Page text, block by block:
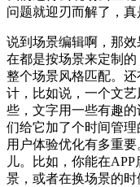
问题就迎刃而解了，真
说到场景编辑啊，那
在都是按场景来定制
整个场景风格匹配。
计，比如说，一个文
些，文字用一些有趣
们给它加了个时间管
用户体验优化有多重
儿。比如，你能在
景，或者在换场景的时